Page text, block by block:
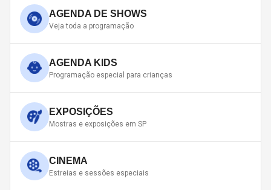
AGENDA DE SHOWS
Veja toda a programação
AGENDA KIDS
Programação especial para crianças
EXPOSIÇÕES
Mostras e exposições em SP
CINEMA
Estreias e sessões especiais